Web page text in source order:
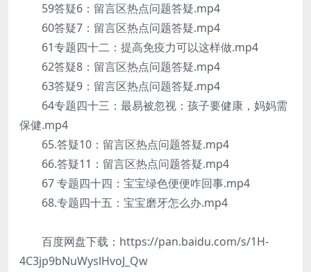
59答疑6：留言区热点问题答疑.mp4
60答疑7：留言区热点问题答疑.mp4
61专题四十二：提高免疫力可以这样做.mp4
62答疑8：留言区热点问题答疑.mp4
63答疑9：留言区热点问题答疑.mp4
64专题四十三：最易被忽视：孩子要健康，妈妈需
保健.mp4
65.答疑10：留言区热点问题答疑.mp4
66.答疑11：留言区热点问题答疑.mp4
67 专题四十四：宝宝绿色便便咋回事.mp4
68.专题四十五：宝宝磨牙怎么办.mp4
百度网盘下载：https://pan.baidu.com/s/1H-
4C3jp9bNuWyslHvoJ_Qw